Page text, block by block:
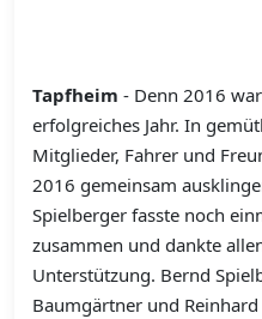
Tapfheim - Denn 2016
erfolgreiches Jahr. In
Mitglieder, Fahrer und
2016 gemeinsam
Spielberger fasste noch
zusammen und dankte
Unterstützung. Bernd
Baumgärtner und